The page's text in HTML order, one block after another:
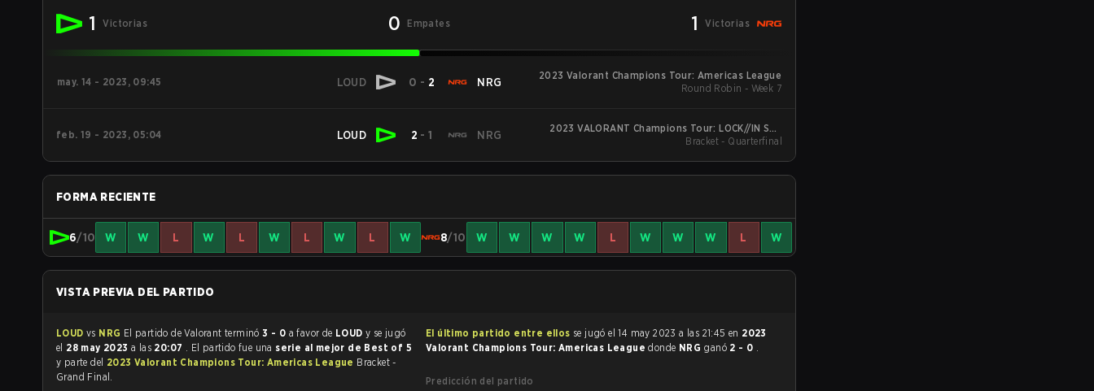
1 Victorias 0 Empates 1 Victorias
may. 14 - 2023, 09:45 LOUD 0 - 2 NRG
2023 Valorant Champions Tour: Americas League
Round Robin - Week 7
feb. 19 - 2023, 05:04 LOUD 2 -1 NRG
2023 VALORANT Champions Tour: LOCK//IN São
Paulo
Bracket - Quarterfinal
FORMA RECIENTE
6/10 W W L W L W L W L W 8/10 W W W W L W W W L W
VISTA PREVIA DEL PARTIDO
LOUD vs NRG El partido de Valorant terminó3 - 0 a favor de LOUD y se jugó
el 28 may 2023 a las 20:07 . El partido fue una serie al mejor de Best of 5
y parte del 2023 Valorant Champions Tour: Americas League Bracket -
Grand Final.
El último partido entre ellos se jugó el 14 may 2023 a las 21:45 en 2023
Valorant Champions Tour: Americas Leaguedonde NRG ganó 2 - 0 .
Predicción del partido